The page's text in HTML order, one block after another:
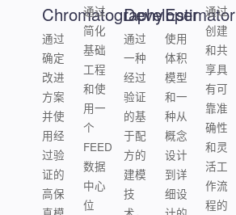
Chromatography
通过
确定
改进
方案
并使
用经
过验
证的
高保
通过
简化
基础
工程
和使
用一
个
FEED
数据
中心
位
Developer
通过
一种
经过
验证
的基
于配
方的
建模
技
Estimator
使用
体积
模型
和一
种从
概念
设计
到详
细设
通过
创建
和共
享具
有可
靠准
确性
和灵
活工
作流
程的